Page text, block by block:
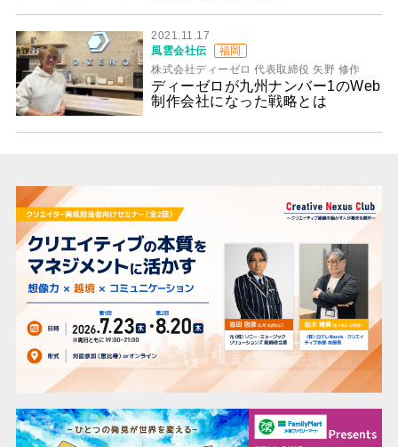
2021.11.17
風雲会社伝
福岡
株式会社ディーゼロ 代表取締役 矢野 修作
ディーゼロが九州ナンバー1のWeb
制作会社になった戦略とは